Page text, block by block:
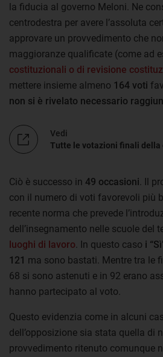
la fiducia al governo Meloni. Ne
centrodestra per avere l’assoluta
approvare un provvedimento che
maggioranze qualificate (come ad
costituzionali o di revisione
mettere insieme almeno 164 voti
non si è rivelato necessario
Vedi
Tutte le votazioni finali della
Ciò è successo in 49 occasioni . Il
con il numero di voti favorevoli più
recente norma che prevede
dell’insegnamento nelle scuole del
luoghi di lavoro . In questo caso i
121 ma sono bastati. Mentre tra le
68 si sono astenuti e in 92 erano
hanno partecipato al voto.
Questo evidenzia come in alcuni
dell’opposizione sia stata quella di
provvedimento ritenuto comunque